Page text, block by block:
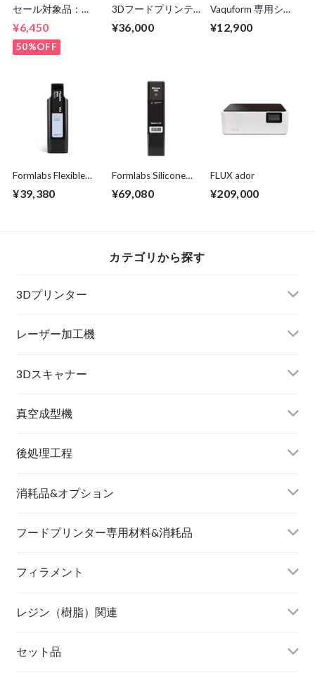
セール対象品：
Vaquform 専用シー
ト HIPS 白
¥6,450
50%OFF
3Dフードプリンテ
ィング・デモンスト
レーションの申込み
¥36,000
Vaquform 専用シー
ト PETG 透明
¥12,900
Formlabs Flexible
¥39,380
Formlabs Silicone
¥69,080
FLUX ador
¥209,000
カテゴリから探す
3Dプリンター
レーザー加工機
3Dスキャナー
真空成型機
後処理工程
消耗品&オプション
フードプリンター専用材料&消耗品
フィラメント
レジン（樹脂）関連
セット品